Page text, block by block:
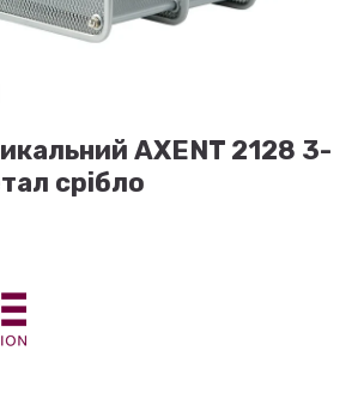
AXENT 2128 3-
срібло